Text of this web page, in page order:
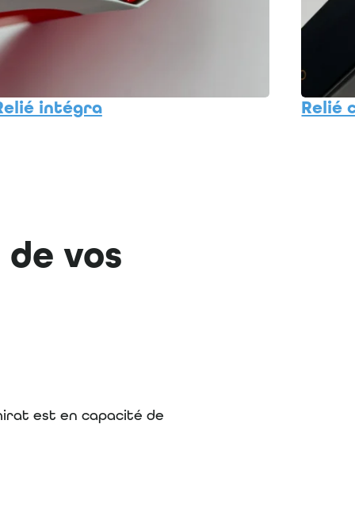
intégra Relié
de vos
est en capacité de